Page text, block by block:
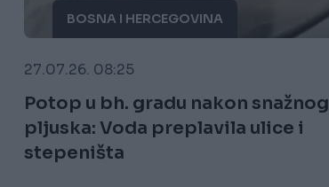
BOSNA I HERCEGOVINA
27.07.26. 08:25
Potop u bh. gradu nakon snažnog
pljuska: Voda preplavila ulice i
stepeništa